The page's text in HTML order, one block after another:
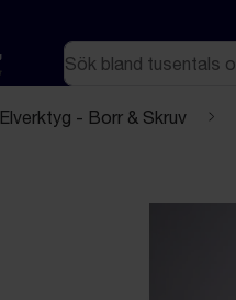
Sök
Elverktyg - Borr & Skruv